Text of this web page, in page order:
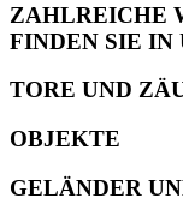
ZAHLREICHE
FINDEN SIE IN
TORE UND
OBJEKTE
GELÄNDER